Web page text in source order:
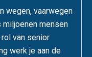
wegen, vaarwegen
mensen
van senior
werk je aan de